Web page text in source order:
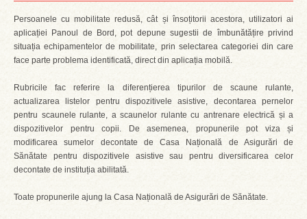
Persoanele cu mobilitate redusă, cât și însoțitorii acestora, utilizatori ai
aplicației Panoul de Bord, pot depune sugestii de îmbunătățire privind
situația echipamentelor de mobilitate, prin selectarea categoriei din care
face parte problema identificată, direct din aplicația mobilă.
Rubricile fac referire la diferențierea tipurilor de scaune rulante,
actualizarea listelor pentru dispozitivele asistive, decontarea pernelor
pentru scaunele rulante, a scaunelor rulante cu antrenare electrică și a
dispozitivelor pentru copii. De asemenea, propunerile pot viza și
modificarea sumelor decontate de Casa Națională de Asigurări de
Sănătate pentru dispozitivele asistive sau pentru diversificarea celor
decontate de instituția abilitată.
Toate propunerile ajung la Casa Națională de Asigurări de Sănătate.